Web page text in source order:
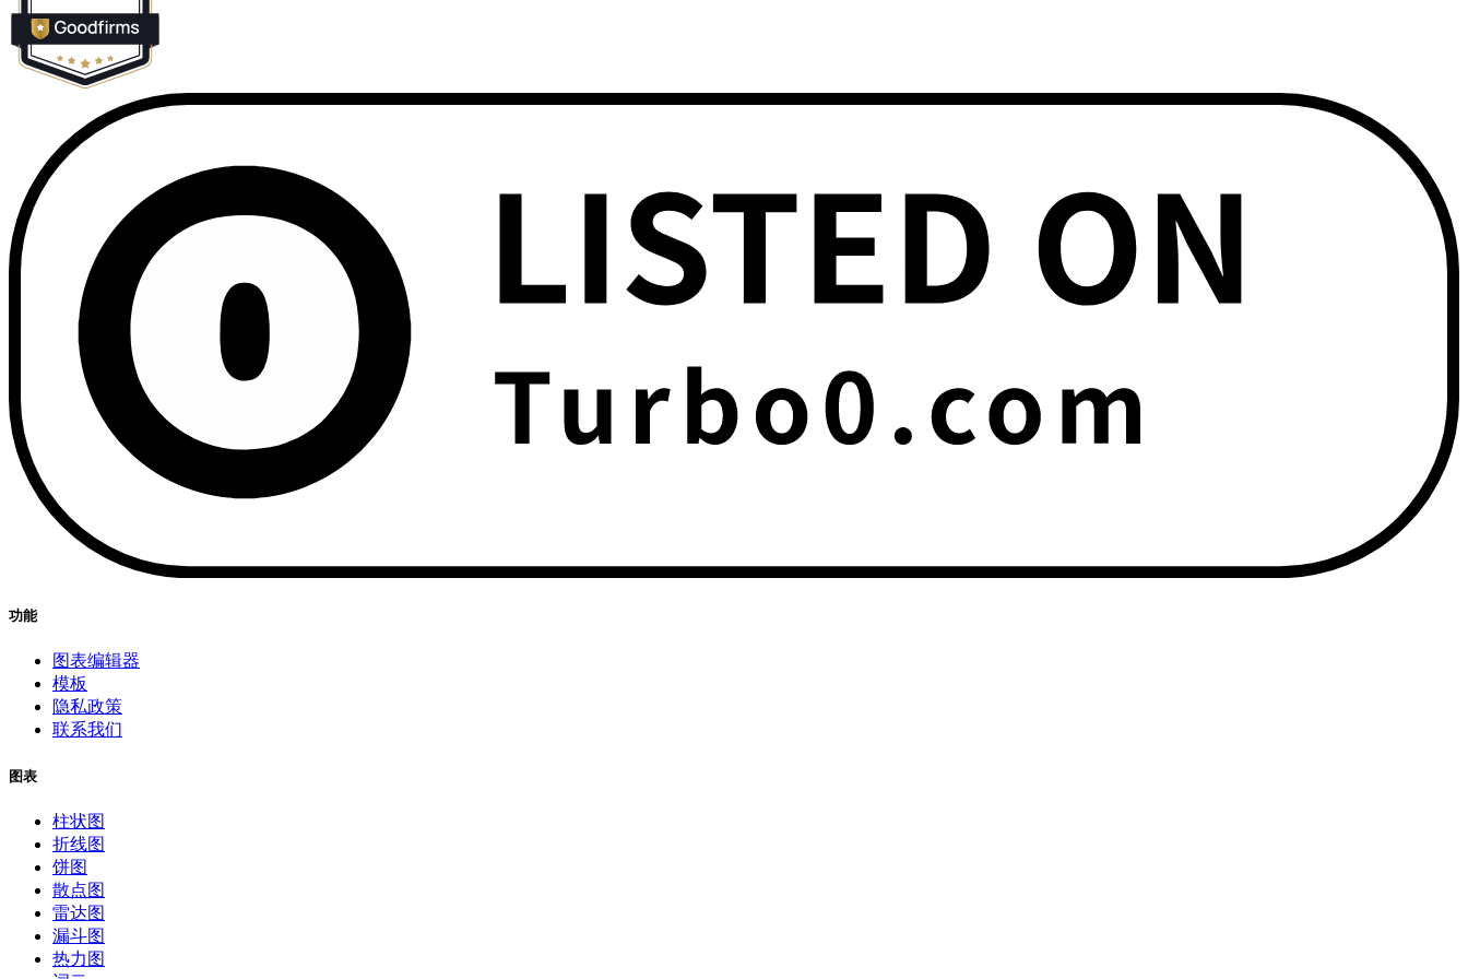
功能
图表编辑器
模板
隐私政策
联系我们
图表
柱状图
折线图
饼图
散点图
雷达图
漏斗图
热力图